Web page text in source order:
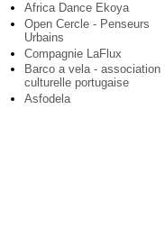
Africa Dance Ekoya
Open Cercle - Penseurs
Urbains
Compagnie LaFlux
Barco a vela - association
culturelle portugaise
Asfodela